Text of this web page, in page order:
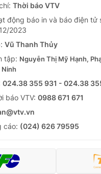
Thời báo VTV
động báo in và báo điện tử
2023
Vũ Thanh Thủy
tập: Nguyễn Thị Mỹ Hạnh,
024.38 355 931 - 024.38
báo VTV: 0988 671 671
cáo: (024) 626 79595